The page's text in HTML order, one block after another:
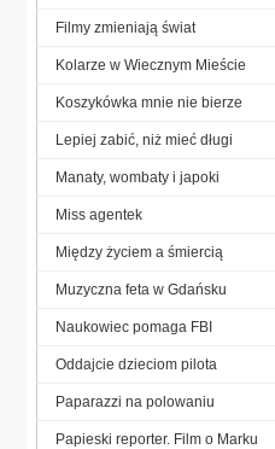
Filmy zmieniają świat
Kolarze w Wiecznym Mieście
Koszykówka mnie nie bierze
Lepiej zabić, niż mieć długi
Manaty, wombaty i japoki
Miss agentek
Między życiem a śmiercią
Muzyczna feta w Gdańsku
Naukowiec pomaga FBI
Oddajcie dzieciom pilota
Paparazzi na polowaniu
Papieski reporter. Film o Marku